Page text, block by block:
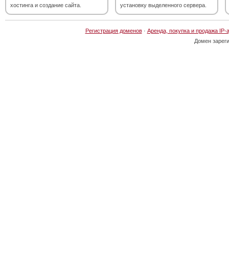
хостинга и создание сайта.
установку выделенного сервера.
Регистрация доменов· Аренда, покупка и продажа IP-
Домен